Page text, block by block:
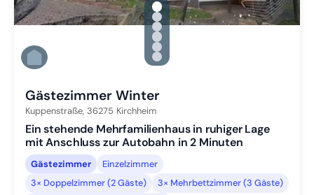
gallery.slide_selector
Zu Slide 1 wechseln
Zu Slide 2 wechseln
Zu Slide 3 wechseln
Zu Slide 4 wechseln
Zu Slide 5 wechseln
Zu Slide 6 wechseln
Gästezimmer Winter
Kuppenstraße, 36275 Kirchheim
Ein stehende Mehrfamilienhaus in ruhiger Lage
mit Anschluss zur Autobahn in 2 Minuten
Gästezimmer
Einzelzimmer
3× Doppelzimmer (2 Gäste)
3× Mehrbettzimmer (3 Gäste)